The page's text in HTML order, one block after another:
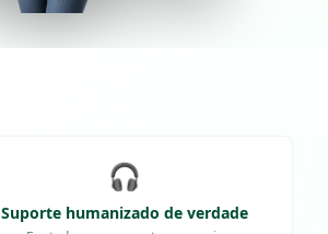
🎧
Suporte humanizado de verdade